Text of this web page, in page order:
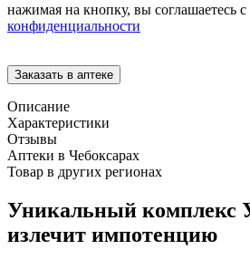
нажимая на кнопку, вы соглашаетесь с
конфиденциальности
Описание
Характеристики
Отзывы
Аптеки в Чебоксарах
Товар в других регионах
Уникальный комплекс
излечит импотенцию